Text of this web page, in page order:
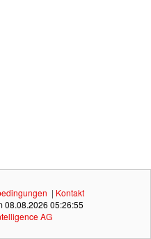
| Kontakt
08.08.2026 05:26:55
AG